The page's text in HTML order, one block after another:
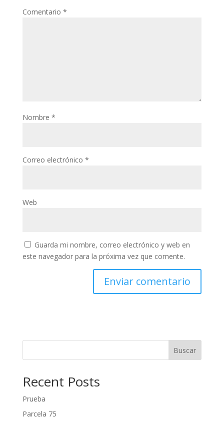
Comentario *
Nombre *
Correo electrónico *
Web
Guarda mi nombre, correo electrónico y web en
este navegador para la próxima vez que comente.
Buscar
Recent Posts
Prueba
Parcela 75